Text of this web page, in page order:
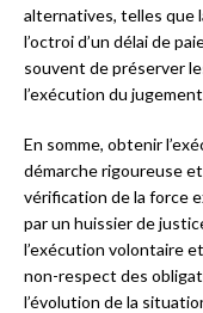
alternatives, telles que
l’octroi d’un délai de
souvent de préserver
l’exécution du
En somme, obtenir
démarche rigoureuse
vérification de la force
par un huissier de
l’exécution volontaire
non-respect des
l’évolution de la